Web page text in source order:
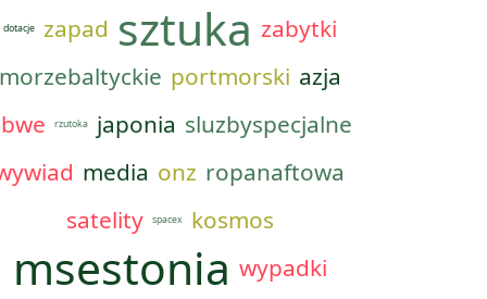
dotacje zapad sztuka zabytki
portmorski azja
rzutoka japonia sluzbyspecjalne
media onz ropanaftowa
satelity
spacex kosmos
msestonia wypadki